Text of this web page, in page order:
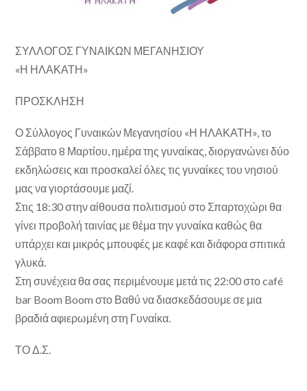
ΣΥΛΛΟΓΟΣ ΓΥΝΑΙΚΩΝ ΜΕΓΑΝΗΣΙΟΥ
«Η ΗΛΑΚΑΤΗ»
ΠΡΟΣΚΛΗΣΗ
Ο Σύλλογος Γυναικών Μεγανησίου «Η ΗΛΑΚΑΤΗ», το
Σάββατο 8 Μαρτίου, ημέρα της γυναίκας, διοργανώνει δύο
εκδηλώσεις και προσκαλεί όλες τις γυναίκες του νησιού
μας να γιορτάσουμε μαζί.
Στις 18:30 στην αίθουσα πολιτισμού στο Σπαρτοχώρι θα
γίνει προβολή ταινίας με θέμα την γυναίκα καθώς θα
υπάρχει και μικρός μπουφές με καφέ και διάφορα σπιτικά
γλυκά.
Στη συνέχεια θα σας περιμένουμε μετά τις 22:00 στο café
bar Boom Boom στο Βαθύ να διασκεδάσουμε σε μια
βραδιά αφιερωμένη στη Γυναίκα.
ΤΟ Δ.Σ.